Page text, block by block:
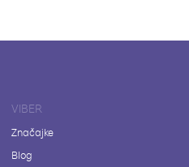
VIBER
Značajke
Blog